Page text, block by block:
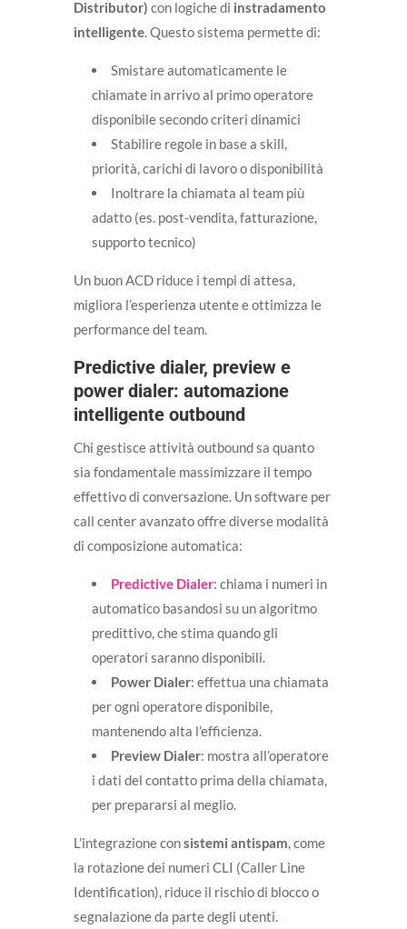
Distributor) con logiche di instradamento
intelligente. Questo sistema permette di:
Smistare automaticamente le
chiamate in arrivo al primo operatore
disponibile secondo criteri dinamici
Stabilire regole in base a skill,
priorità, carichi di lavoro o disponibilità
Inoltrare la chiamata al team più
adatto (es. post-vendita, fatturazione,
supporto tecnico)
Un buon ACD riduce i tempi di attesa,
migliora l’esperienza utente e ottimizza le
performance del team.
Predictive dialer, preview e
power dialer: automazione
intelligente outbound
Chi gestisce attività outbound sa quanto
sia fondamentale massimizzare il tempo
effettivo di conversazione. Un software per
call center avanzato offre diverse modalità
di composizione automatica:
Predictive Dialer: chiama i numeri in
automatico basandosi su un algoritmo
predittivo, che stima quando gli
operatori saranno disponibili.
Power Dialer: effettua una chiamata
per ogni operatore disponibile,
mantenendo alta l’efficienza.
Preview Dialer: mostra all’operatore
i dati del contatto prima della chiamata,
per prepararsi al meglio.
L’integrazione consistemi antispam, come
la rotazione dei numeri CLI (Caller Line
Identification), riduce il rischio di blocco o
segnalazione da parte degli utenti.